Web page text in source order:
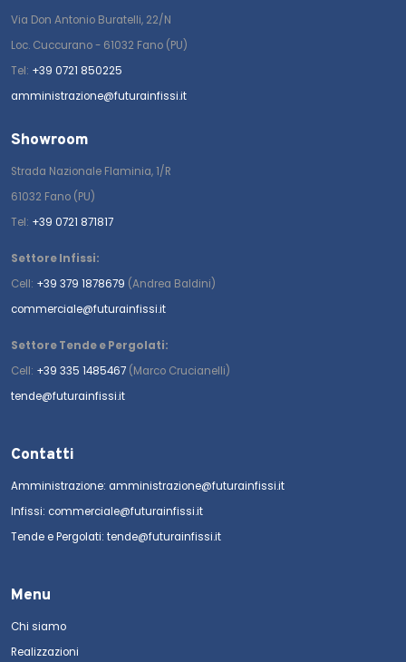
Via Don Antonio Buratelli, 22/N
Loc. Cuccurano - 61032 Fano (PU)
Tel: +39 0721 850225
amministrazione@futurainfissi.it
Showroom
Strada Nazionale Flaminia, 1/R
61032 Fano (PU)
Tel: +39 0721 871817
Settore Infissi:
Cell: +39 379 1878679 (Andrea Baldini)
commerciale@futurainfissi.it
Settore Tende e Pergolati:
Cell: +39 335 1485467 (Marco Crucianelli)
tende@futurainfissi.it
Contatti
Amministrazione: amministrazione@futurainfissi.it
Infissi: commerciale@futurainfissi.it
Tende e Pergolati: tende@futurainfissi.it
Menu
Chi siamo
Realizzazioni